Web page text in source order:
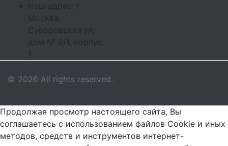
Наш адрес: г.
Москва,
Суворовская ул,
дом № 2/1, корпус
© 2026 All rights reserved.
Продолжая просмотр настоящего сайта, Вы
соглашаетесь с использованием файлов Cookie и иных
методов, средств и инструментов интернет-